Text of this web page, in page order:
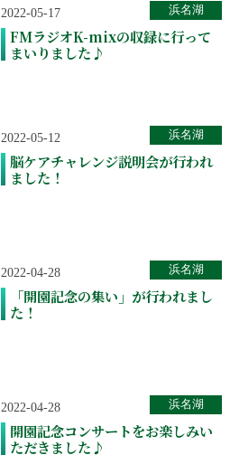
2022-05-17
FMラジオK-mixの収録に行って
まいりました♪
浜名湖
2022-05-12
脳ケアチャレンジ説明会が行われ
ました！
浜名湖
2022-04-28
「開園記念の集い」が行われまし
た！
浜名湖
2022-04-28
開園記念コンサートをお楽しみい
ただきました♪
浜名湖